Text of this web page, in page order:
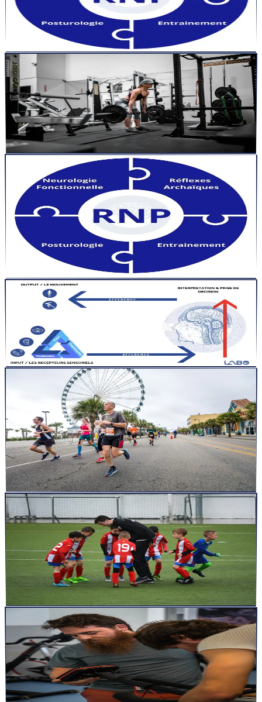
L&rsquo;échauffement sur des surfaces instables est couramment
utilisé pour améliorer la proprioception et l&rsquo;équil...
articles
French Contrast : guide complet pour libérer votre
explosivité
Introduction Le French Contrast intrigue depuis près de trente ans.
À Dijon, au milieu des années 1990, Gilles Cometti e...
Lire la suite
10min
Optimisation du Mouvement : Maîtriser la
Reprogrammation Neuroposturale pour une
Performance Sportive Maximale
Optimisation du Mouvement : Maîtriser la Reprogrammation
Neuro-Posturale pour une Performance Sportive » « Découvrez
articles30 déc. 2024
Comprendre les réflexes primitifs en 5 minutes
Les réflexes primitifs font actuellement l&rsquo;objet de
nombreuses discussions, qu&rsquo;elles vantent leurs mérites o...
Lire la suite
26 nov. 20244min
Optimisez votre course à pied grâce à une bonne
posture : Améliorez vos performances et prévenez les
blessures
Optimisez votre course à pied grâce à une bonne posture.
Découvrez comment l&rsquo;inclinaison du tronc améliore vos
per...
Lire la suite
articles19 nov. 20247min
L&rsquo;entraînement perceptuel cognitif
généraliste améliore-t-il vraiment les performances
dans les sports collectifs ? Une analyse critique.
Dans les sports collectifs comme le football, le rugby ou le
handball, où chaque décision compte, les outils technologiq...
Lire la suite
6 nov. 202410min
L’Entraînement Iso-Inertiel pour les Athlètes
d’Endurance : Un Complément Révolutionnaire
aux Méthodes Traditionnelles
L’entraînement iso-inertiel représente un véritable tournant pour les
athlètes d’endurance, en leur offrant une méthode ...